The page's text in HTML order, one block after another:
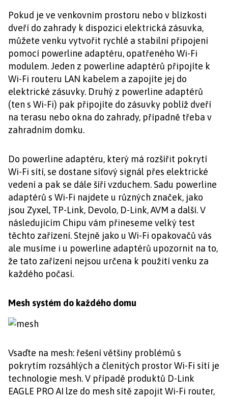
Pokud je ve venkovním prostoru nebo v blízkosti
dveří do zahrady k dispozici elektrická zásuvka,
můžete venku vytvořit rychlé a stabilní připojení
pomocí powerline adaptéru, opatřeného Wi-Fi
modulem. Jeden z powerline adaptérů připojíte k
Wi-Fi routeru LAN kabelem a zapojíte jej do
elektrické zásuvky. Druhý z powerline adaptérů
(ten s Wi-Fi) pak připojíte do zásuvky poblíž dveří
na terasu nebo okna do zahrady, případně třeba v
zahradním domku.
Do powerline adaptéru, který má rozšířit pokrytí
Wi-Fi sítí, se dostane síťový signál přes elektrické
vedení a pak se dále šíří vzduchem. Sadu powerline
adaptérů s Wi-Fi najdete u různých značek, jako
jsou Zyxel, TP-Link, Devolo, D-Link, AVM a další. V
následujícím Chipu vám přineseme velký test
těchto zařízení. Stejně jako u Wi-Fi opakovačů vás
ale musíme i u powerline adaptérů upozornit na to,
že tato zařízení nejsou určena k použití venku za
každého počasí.
Mesh systém do každého domu
Vsaďte na mesh: řešení většiny problémů s
pokrytím rozsáhlých a členitých prostor Wi-Fi sítí je
technologie mesh. V případě produktů D-Link
EAGLE PRO AI lze do mesh sítě zapojit Wi-Fi router,